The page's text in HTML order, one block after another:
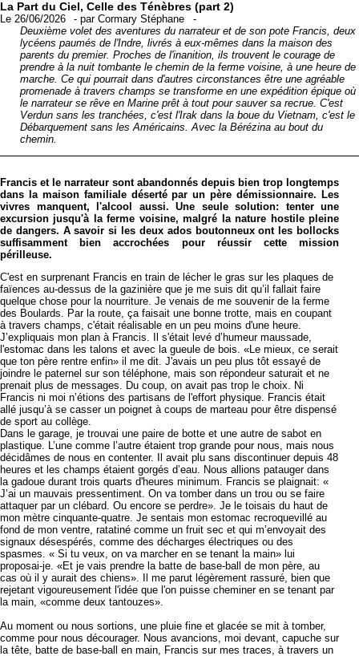
La Part du Ciel, Celle des Ténèbres (part 2)
Le 26/06/2026 -parCormary Stéphane
-
Deuxième volet des aventures du narrateur et de son pote Francis, deux
lycéens paumés de l'Indre, livrés à eux-mêmes dans la maison des
parents du premier. Proches de l'inanition, ils trouvent le courage de
prendre à la nuit tombante le chemin de la ferme voisine, à une heure de
marche. Ce qui pourrait dans d'autres circonstances être une agréable
promenade à travers champs se transforme en une expédition épique où
le narrateur se rêve en Marine prêt à tout pour sauver sa recrue. C'est
Verdun sans les tranchées, c'est l'Irak dans la boue du Vietnam, c'est le
Débarquement sans les Américains. Avec la Bérézina au bout du
chemin.
Francis et le narrateur sont abandonnés depuis bien trop longtemps
dans la maison familiale déserté par un père démissionnaire. Les
vivres manquent, l'alcool aussi. Une seule solution: tenter une
excursion jusqu'à la ferme voisine, malgré la nature hostile pleine
de dangers. A savoir si les deux ados boutonneux ont les bollocks
suffisamment bien accrochées pour réussir cette mission
périlleuse.
C'est en surprenant Francis en train de lécher le gras sur les plaques de
faïences au-dessus de la gazinière que je me suis dit qu’il fallait faire
quelque chose pour la nourriture. Je venais de me souvenir de la ferme
des Boulards. Par la route, ça faisait une bonne trotte, mais en coupant
à travers champs, c'était réalisable en un peu moins d'une heure.
J’expliquais mon plan à Francis. Il s'était levé d’humeur maussade,
l'estomac dans les talons et avec la gueule de bois. «Le mieux, ce serait
que ton père rentre enfin» il me dit. J'avais un peu plus tôt essayé de
joindre le paternel sur son téléphone, mais son répondeur saturait et ne
prenait plus de messages. Du coup, on avait pas trop le choix. Ni
Francis ni moi n’étions des partisans de l'effort physique. Francis était
allé jusqu’à se casser un poignet à coups de marteau pour être dispensé
de sport au collège.
Dans le garage, je trouvai une paire de botte et une autre de sabot en
plastique. L’une comme l’autre étaient trop grande pour nous, mais nous
décidâmes de nous en contenter. Il avait plu sans discontinuer depuis 48
heures et les champs étaient gorgés d’eau. Nous allions patauger dans
la gadoue durant trois quarts d'heures minimum. Francis se plaignait: «
J’ai un mauvais pressentiment. On va tomber dans un trou ou se faire
attaquer par un clébard. Ou encore se perdre». Je le toisais du haut de
mon mètre cinquante-quatre. Je sentais mon estomac recroquevillé au
fond de mon ventre, ratatiné comme un fruit sec et qui m’envoyait des
signaux désespérés, comme des décharges électriques ou des
spasmes. « Si tu veux, on va marcher en se tenant la main» lui
proposai-je. «Et je vais prendre la batte de base-ball de mon père, au
cas où il y aurait des chiens». Il me parut légèrement rassuré, bien que
rejetant vigoureusement l'idée que l'on puisse cheminer en se tenant par
la main, «comme deux tantouzes».
Au moment ou nous sortions, une pluie fine et glacée se mit à tomber,
comme pour nous décourager. Nous avancions, moi devant, capuche sur
la tête, batte de base-ball en main, Francis sur mes traces, à travers un